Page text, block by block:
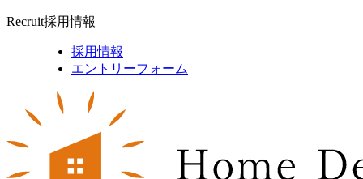
Recruit採用情報
採用情報
エントリーフォーム